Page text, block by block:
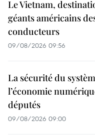
Le Vietnam,
géants américains
conducteurs
09/08/2026 09:56
La sécurité du
l’économie
députés
09/08/2026 09:00